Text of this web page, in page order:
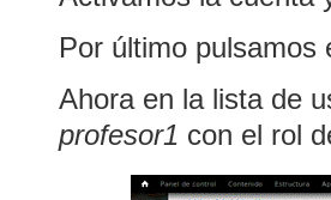
Por último pulsamos
Ahora en la lista de
profesor1 con el rol